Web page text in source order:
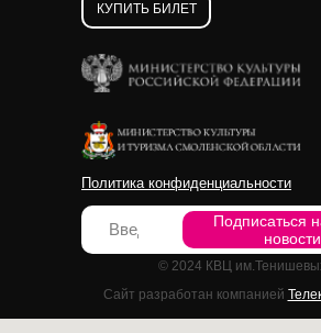
© 2024 КВЦ
КУПИТЬ БИЛЕТ
Политика конфиденциальности
Подписаться
новости
Сайт разработан компанией